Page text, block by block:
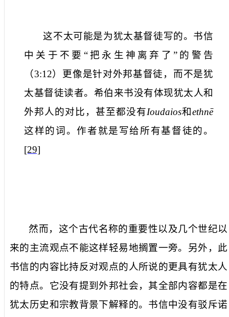
这不太可能是为犹太基督徒写的。书信
中关于不要“把永生神离弃了”的警告
（3:12）更像是针对外邦基督徒，而不是犹
太基督徒读者。希伯来书没有体现犹太人和
外邦人的对比，甚至都没有Ioudaios和ethnē
这样的词。作者就是写给所有基督徒的。
[29]
然而，这个古代名称的重要性以及几个世纪以
来的主流观点不能这样轻易地搁置一旁。另外，此
书信的内容比持反对观点的人所说的更具有犹太人
的特点。它没有提到外邦社会，其全部内容都是在
犹太历史和宗教背景下解释的。书信中没有驳斥诺